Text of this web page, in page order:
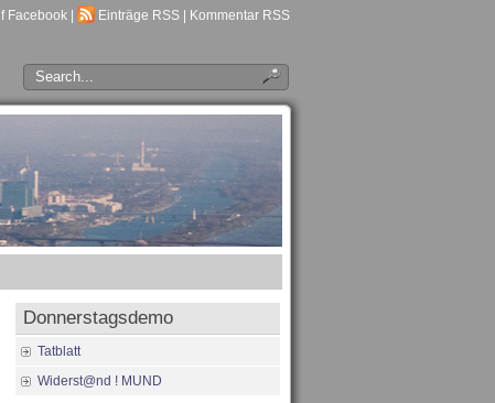
Facebook Einträge RSS Kommentar RSS
Donnerstagsdemo
Tatblatt
Widerst@nd ! MUND